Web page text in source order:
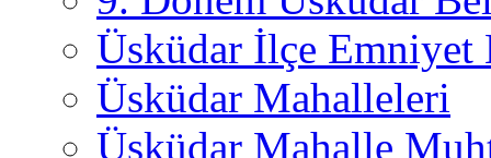
Üsküdar İlçe
Üsküdar Mahalleleri
Üsküdar Mahalle